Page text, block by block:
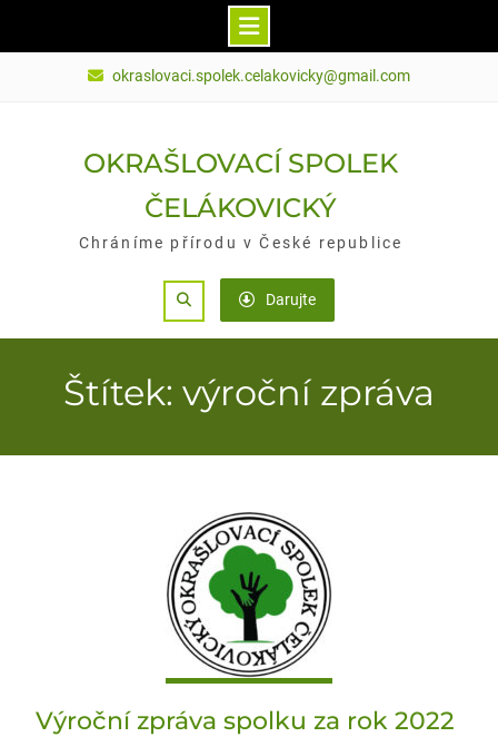
okraslovaci.spolek.celakovicky@gmail.com
OKRAŠLOVACÍ SPOLEK
ČELÁKOVICKÝ
Chráníme přírodu v České republice
Search Darujte
Štítek: výroční zpráva
Výroční zpráva spolku za rok 2022